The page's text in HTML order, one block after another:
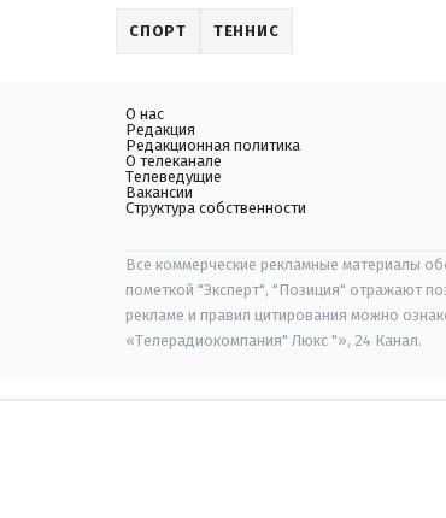
СПОРТ ТЕННИС
О нас
Редакция
Редакционная политика
О телеканале
Телеведущие
Вакансии
Структура собственности
Все коммерческие рекламные материалы
пометкой "Эксперт", "Позиция" отражают
рекламе и правил цитирования можно
«Телерадиокомпания" Люкс "», 24 Канал.